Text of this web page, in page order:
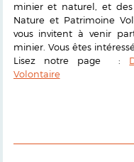
minier et naturel, et
Nature et Patrimoine
vous invitent à venir
minier. Vous êtes
Lisez notre page :
Volontaire